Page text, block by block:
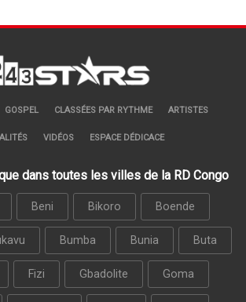
GOSPEL CLASSÉES PAR RYTHME ARTISTES
VIDÉOS ESPACE DÉDICACE
dans toutes les villes de la RD Congo
Beni Bikoro Boende
Bumba Bunia Buta
Fizi Gbadolite Goma